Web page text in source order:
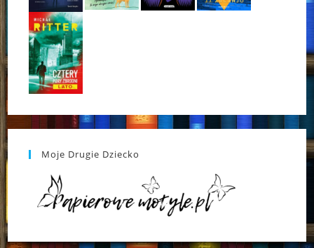
Moje Drugie Dziecko